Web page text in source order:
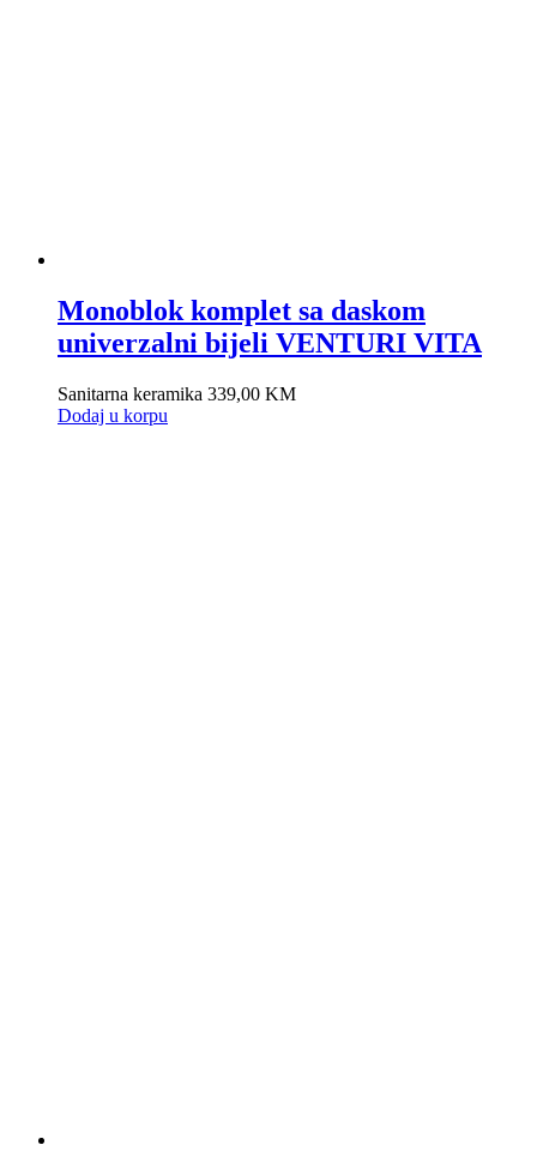
Monoblok komplet sa daskom
univerzalni bijeli VENTURI VITA
Sanitarna keramika 339,00 KM
Dodaj u korpu